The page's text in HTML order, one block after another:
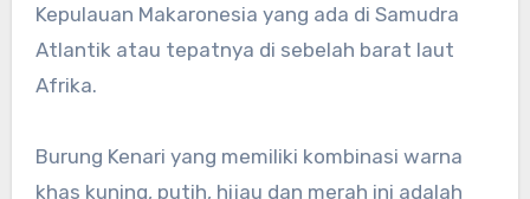
Kepulauan Makaronesia yang ada di Samudra
Atlantik atau tepatnya di sebelah barat laut
Afrika.
Burung Kenari yang memiliki kombinasi warna
khas kuning, putih, hijau dan merah ini adalah